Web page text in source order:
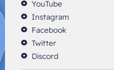
YouTube
Instagram
Facebook
Twitter
Discord